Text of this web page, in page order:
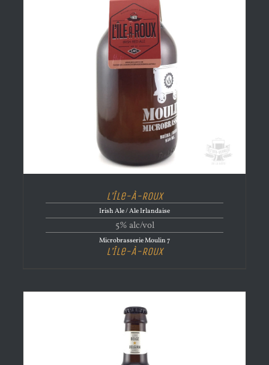
L’Île-À-Roux
Irish Ale / Ale Irlandaise
5% alc/vol
Microbrasserie Moulin 7
L’Île-À-Roux